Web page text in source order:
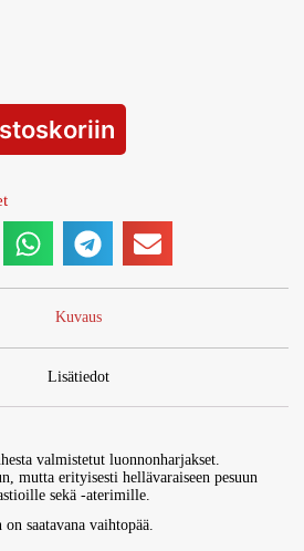
Kuvaus
Lisätiedot
valmistetut luonnonharjakset.
mutta erityisesti hellävaraiseen pesuun
sekä -aterimille.
saatavana vaihtopää.